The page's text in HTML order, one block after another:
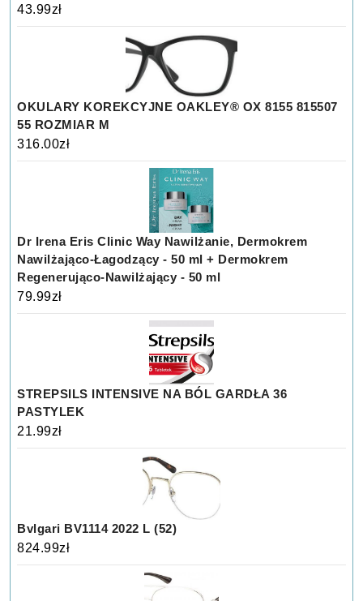
43.99zł
OKULARY KOREKCYJNE OAKLEY® OX 8155 815507
55 ROZMIAR M
316.00zł
Dr Irena Eris Clinic Way Nawilżanie, Dermokrem
Nawilżająco-Łagodzący - 50 ml + Dermokrem
Regenerująco-Nawilżający - 50 ml
79.99zł
STREPSILS INTENSIVE NA BÓL GARDŁA 36
PASTYLEK
21.99zł
Bvlgari BV1114 2022 L (52)
824.99zł